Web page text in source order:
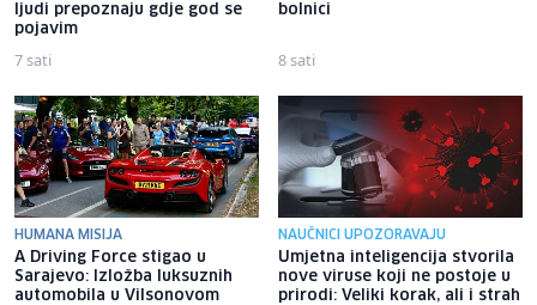
ljudi prepoznaju gdje god se
pojavim
7 sati
bolnici
8 sati
HUMANA MISIJA
A Driving Force stigao u
Sarajevo: Izložba luksuznih
automobila u Vilsonovom
NAUČNICI UPOZORAVAJU
Umjetna inteligencija stvorila
nove viruse koji ne postoje u
prirodi: Veliki korak, ali i strah